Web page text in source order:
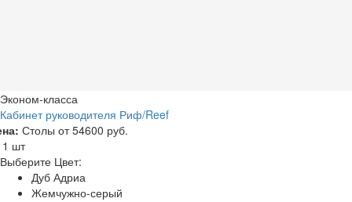
Эконом-класса
Кабинет руководителя Риф/Reef
Столы от54600 руб.
1 шт
Выберите Цвет:
Дуб Адриа
Жемчужно-серый